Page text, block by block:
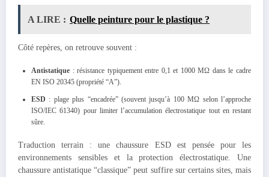
A LIRE : Quelle peinture pour le plastique ?
Côté repères, on retrouve souvent :
Antistatique : résistance typiquement entre 0,1 et 1000 MΩ dans le cadre
EN ISO 20345 (propriété “A”).
ESD : plage plus “encadrée” (souvent jusqu’à 100 MΩ selon l’approche
ISO/IEC 61340) pour limiter l’accumulation électrostatique tout en restant
sûre.
Traduction terrain : une chaussure ESD est pensée pour les
environnements sensibles et la protection électrostatique. Une
chaussure antistatique “classique” peut suffire sur certains sites, mais